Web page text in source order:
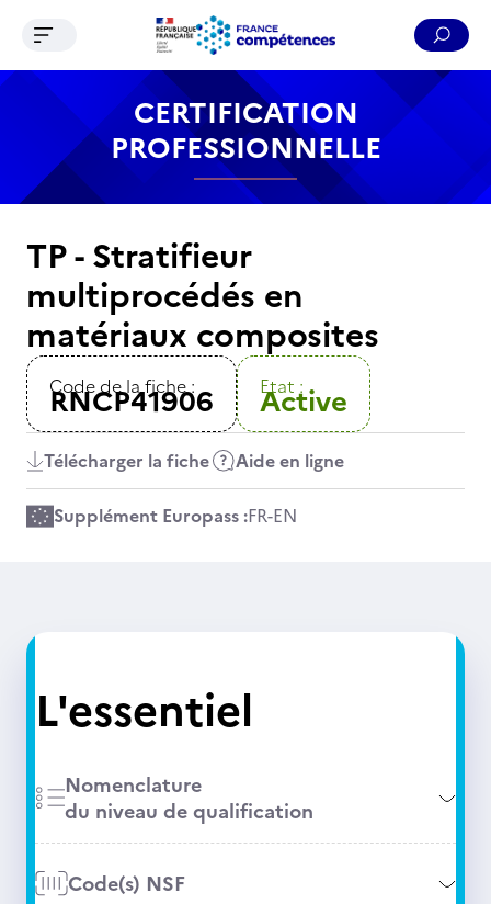
Contenu Recherche Menu Pied de page
Ouvrir le menu de navigation
CERTIFICATION
PROFESSIONNELLE
TP - Stratifieur
multiprocédés en
matériaux composites
Code de la fiche :
RNCP41906 Etat :
Active
Télécharger la fiche Aide en ligne
Supplément Europass :FR-EN
L'essentiel
Nomenclature
du niveau de qualification
Code(s) NSF